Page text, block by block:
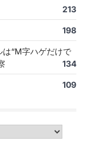
213
198
“M字ハゲだけで
134
109